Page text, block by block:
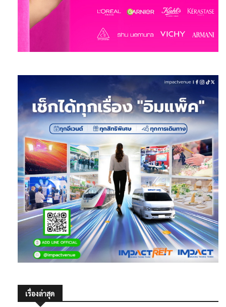
เรื่องล่าสุด